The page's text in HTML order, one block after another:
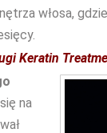
włosa,
Keratin
na